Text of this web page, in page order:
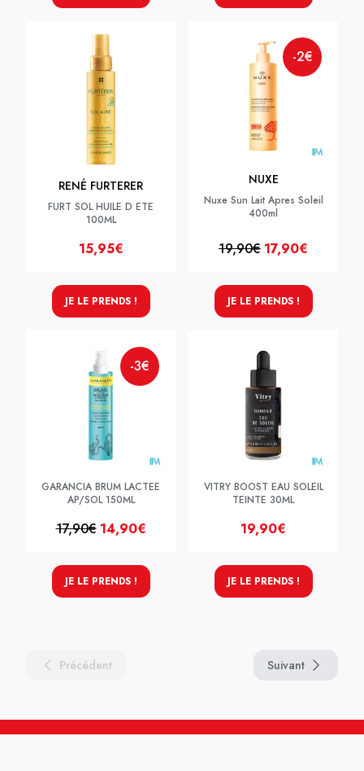
RENÉ FURTERER
FURT SOL HUILE D ETE
100ML
15,95€
JE LE PRENDS !
-2€
NUXE
Nuxe Sun Lait Apres Soleil
400ml
19,90€ 17,90€
JE LE PRENDS !
-3€
GARANCIA BRUM LACTEE
AP/SOL 150ML
17,90€ 14,90€
JE LE PRENDS !
VITRY BOOST EAU SOLEIL
TEINTE 30ML
19,90€
JE LE PRENDS !
Précédent Suivant